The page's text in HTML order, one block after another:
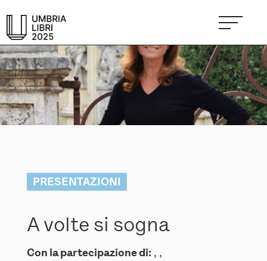
PRESENTAZIONI
A volte si sogna
Con la partecipazione di:, ,